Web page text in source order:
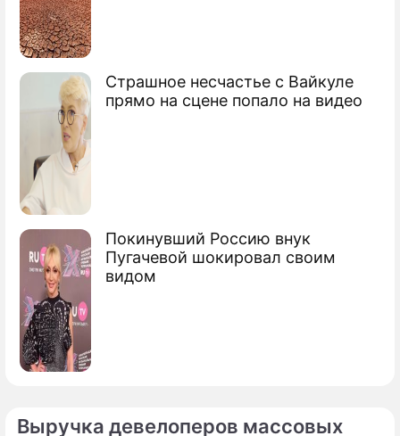
Страшное несчастье с Вайкуле
прямо на сцене попало на видео
Покинувший Россию внук
Пугачевой шокировал своим
видом
Выручка девелоперов массовых